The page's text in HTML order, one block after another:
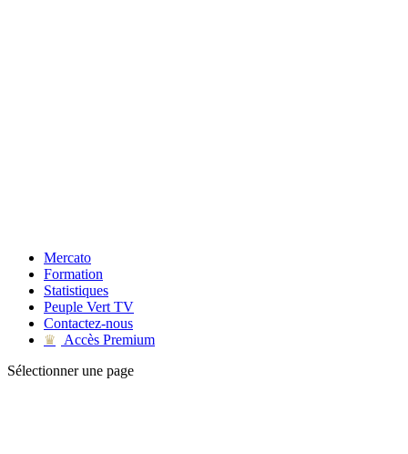
Mercato
Formation
Statistiques
Peuple Vert TV
Contactez-nous
♛
Accès Premium
Sélectionner une page